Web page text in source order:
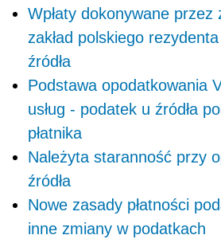
Wpłaty dokonywane przez
zakład polskiego
źródła
Podstawa opodatkowania
usług - podatek u źródła
płatnika
Należyta staranność przy
źródła
Nowe zasady płatności
inne zmiany w podatkach